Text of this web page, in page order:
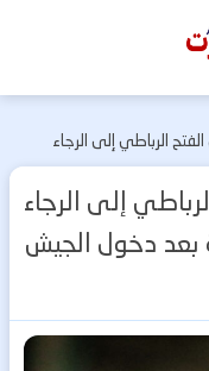
الرباطي إلى الرجاء
إلى الرجاء
بعد دخول الجيش